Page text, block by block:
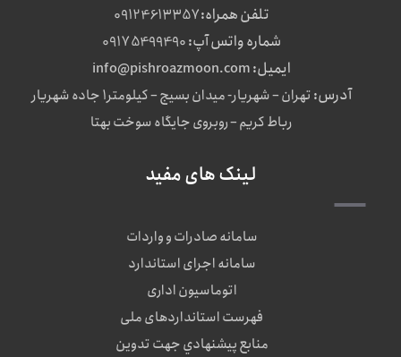
تلفن همراه:09124613357
شماره واتس آپ:09175499490
ایمیل:info@pishroazmoon.com
آدرس:
تهران – شهریار- میدان بسیج – کیلومتر1 جاده شهریار
رباط کریم – روبروی جایگاه سوخت بهتا
لینک های مفید
سامانه صادرات و واردات
سامانه اجرای استاندارد
اتوماسیون اداری
فهرست استانداردهای ملی
منابع پيشنهادي جهت تدوين